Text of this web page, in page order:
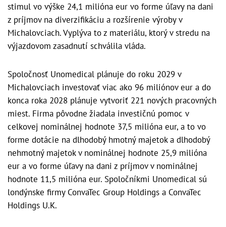
stimul vo výške 24,1 milióna eur vo forme úľavy na dani
z príjmov na diverzifikáciu a rozšírenie výroby v
Michalovciach. Vyplýva to z materiálu, ktorý v stredu na
výjazdovom zasadnutí schválila vláda.
Spoločnosť Unomedical plánuje do roku 2029 v
Michalovciach investovať viac ako 96 miliónov eur a do
konca roka 2028 plánuje vytvoriť 221 nových pracovných
miest. Firma pôvodne žiadala investičnú pomoc v
celkovej nominálnej hodnote 37,5 milióna eur, a to vo
forme dotácie na dlhodobý hmotný majetok a dlhodobý
nehmotný majetok v nominálnej hodnote 25,9 milióna
eur a vo forme úľavy na dani z príjmov v nominálnej
hodnote 11,5 milióna eur. Spoločníkmi Unomedical sú
londýnske firmy ConvaTec Group Holdings a ConvaTec
Holdings U.K.